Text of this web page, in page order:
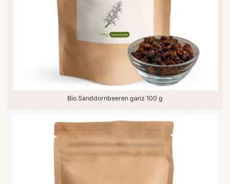
Bio Sanddornbeeren ganz 100 g